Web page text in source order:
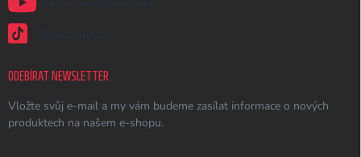
@earplugs.cz
ODEBÍRAT NEWSLETTER
Vložte svůj e-mail a my vám budeme zasílat informace o nových
produktech na našem e-shopu.